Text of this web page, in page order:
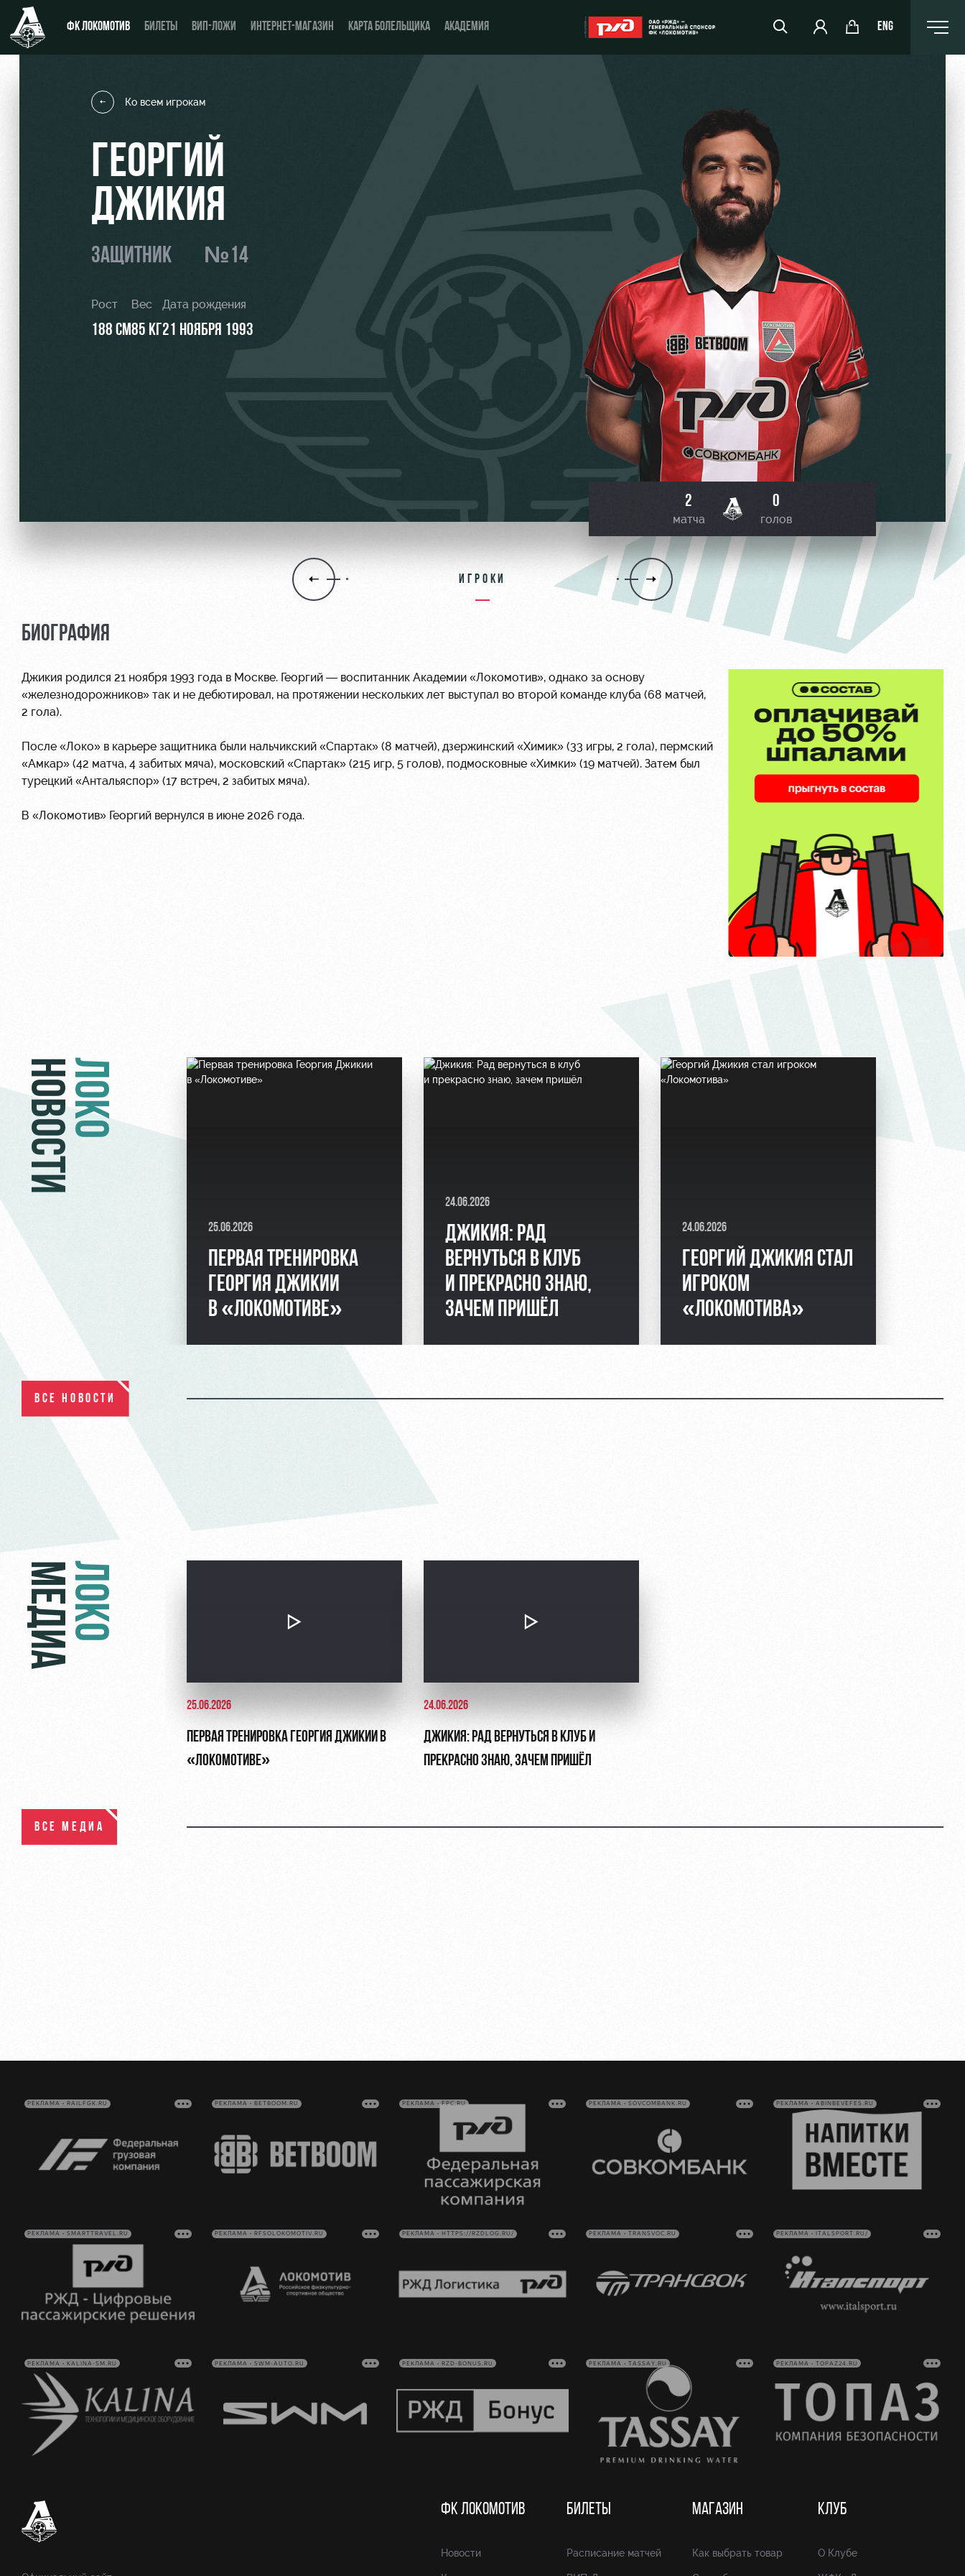
ФК ЛОКОМОТИВ БИЛЕТЫ ВИП-ЛОЖИ ИНТЕРНЕТ-МАГАЗИН КАРТА БОЛЕЛЬЩИКА АКАДЕМИЯ ENG
Турнирная таблица
Тренерский штаб
Купить билет
ВИП-ЛОЖИ
ВИП-ЗОНЫ
Туры по стадиону
О Клубе
Спонсоры
Стать партнером
Контакты
Антидопинг
Молодёжка-девушки
РЖД Арена
Организация мероприятий
Аренда полей
Аренда площадей
Ледовый дворец
Занятия спортом
Информация для болельщиков
Банковская карта «Локомотив»
Информация для болельщиков МГН
Ко всем игрокам
ГЕОРГИЙ
ДЖИКИЯ
ЗАЩИТНИК №14
Рост
188 СМ
Вес
85 КГ
Дата рождения
21 НОЯБРЯ 1993
2
матча
0
голов
ИГРОКИ
БИОГРАФИЯ
Джикия родился 21 ноября 1993 года в Москве. Георгий — воспитанник Академии «Локомотив», однако за основу
«железнодорожников» так и не дебютировал, на протяжении нескольких лет выступал во второй команде клуба (68 матчей,
2 гола).
После «Локо» в карьере защитника были нальчикский «Спартак» (8 матчей), дзержинский «Химик» (33 игры, 2 гола), пермский
«Амкар» (42 матча, 4 забитых мяча), московский «Спартак» (215 игр, 5 голов), подмосковные «Химки» (19 матчей). Затем был
турецкий «Антальяспор» (17 встреч, 2 забитых мяча).
В «Локомотив» Георгий вернулся в июне 2026 года.
ЛОКО
НОВОСТИ
25.06.2026
ПЕРВАЯ ТРЕНИРОВКА
ГЕОРГИЯ ДЖИКИИ
В «ЛОКОМОТИВЕ»
24.06.2026
ДЖИКИЯ: РАД
ВЕРНУТЬСЯ В КЛУБ
И ПРЕКРАСНО ЗНАЮ,
ЗАЧЕМ ПРИШЁЛ
24.06.2026
ГЕОРГИЙ ДЖИКИЯ СТАЛ
ИГРОКОМ
«ЛОКОМОТИВА»
ВСЕ НОВОСТИ
ЛОКО
МЕДИА
25.06.2026
ПЕРВАЯ ТРЕНИРОВКА ГЕОРГИЯ ДЖИКИИ В
«ЛОКОМОТИВЕ»
24.06.2026
ДЖИКИЯ: РАД ВЕРНУТЬСЯ В КЛУБ И
ПРЕКРАСНО ЗНАЮ, ЗАЧЕМ ПРИШЁЛ
ВСЕ МЕДИА
РЕКЛАМА • RAILFGK.RU РЕКЛАМА • BETBOOM.RU РЕКЛАМА • FPC.RU РЕКЛАМА • SOVCOMBANK.RU РЕКЛАМА • ABINBEVEFES.RU
РЕКЛАМА • SMARTTRAVEL.RU РЕКЛАМА • RFSOLOKOMOTIV.RU РЕКЛАМА • HTTPS://RZDLOG.RU/ РЕКЛАМА • TRANSVOC.RU РЕКЛАМА • ITALSPORT.RU/
РЕКЛАМА • KALINA-SM.RU РЕКЛАМА • SWM-AUTO.RU РЕКЛАМА • RZD-BONUS.RU РЕКЛАМА • TASSAY.RU РЕКЛАМА • TOPAZ24.RU
ФК ЛОКОМОТИВ
Новости
БИЛЕТЫ
Расписание матчей
МАГАЗИН
Как выбрать товар
КЛУБ
О Клубе